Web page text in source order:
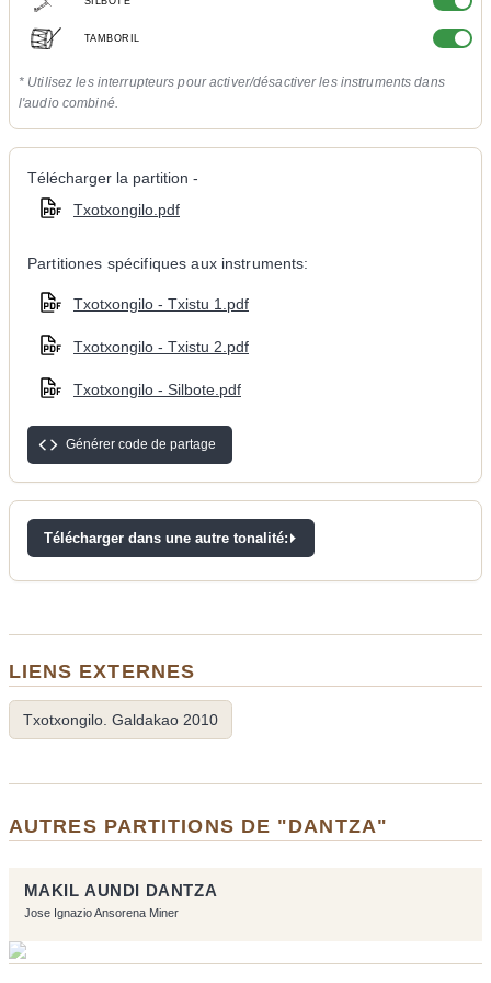
TAMBORIL
* Utilisez les interrupteurs pour activer/désactiver les instruments dans
l'audio combiné.
Télécharger la partition -
Txotxongilo.pdf
Partitiones spécifiques aux instruments:
Txotxongilo - Txistu 1.pdf
Txotxongilo - Txistu 2.pdf
Txotxongilo - Silbote.pdf
Générer code de partage
Télécharger dans une autre tonalité:
LIENS EXTERNES
Txotxongilo. Galdakao 2010
AUTRES PARTITIONS DE "DANTZA"
MAKIL AUNDI DANTZA
Jose Ignazio Ansorena Miner